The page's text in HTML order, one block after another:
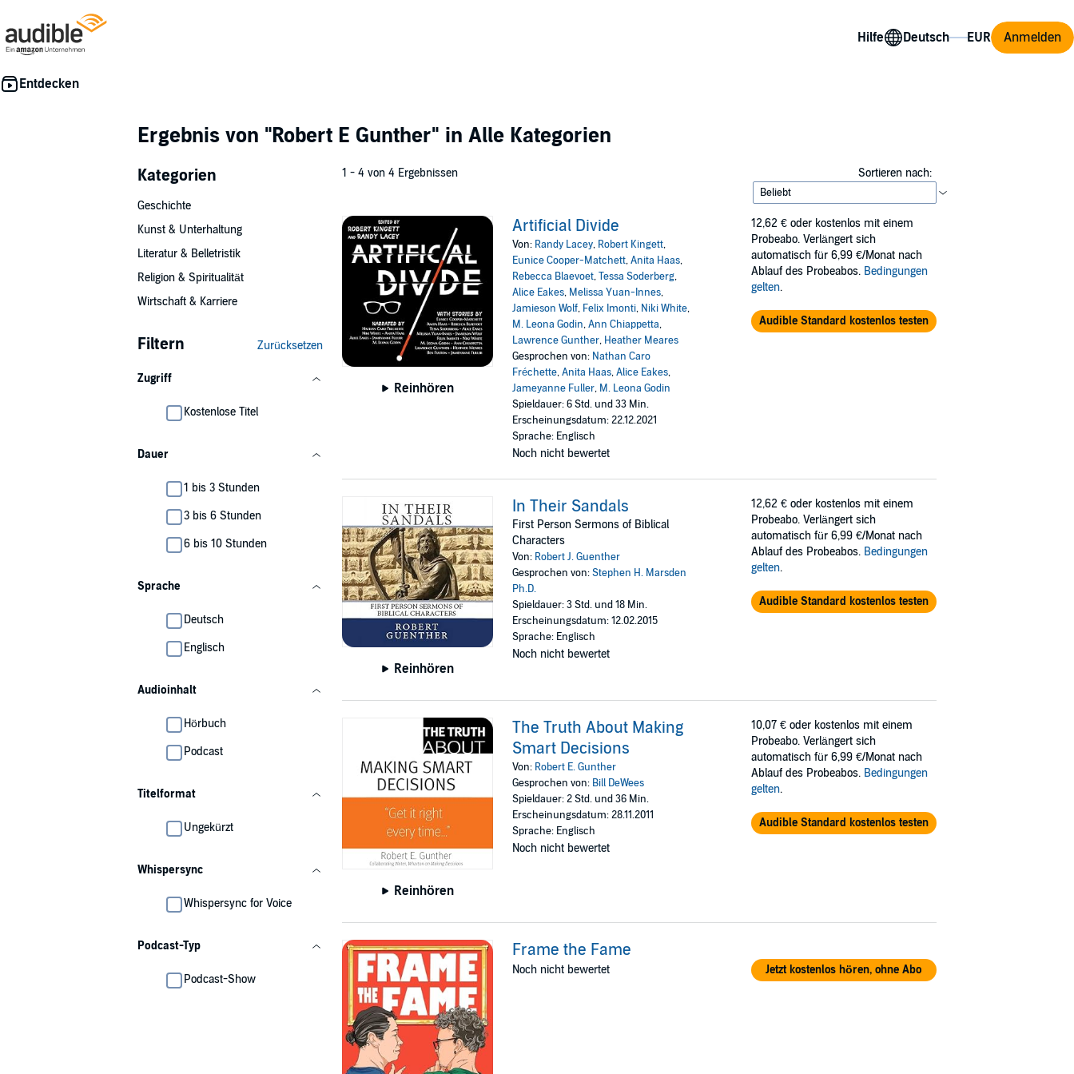
Hilfe Anmelden
Ergebnis von "Robert E Gunther" in Alle Kategorien
Kategorien
Geschichte
Kunst & Unterhaltung
Literatur & Belletristik
Religion & Spiritualität
Wirtschaft & Karriere
Filtern Zurücksetzen
Zugriff
Kostenlose Titel
Dauer
1 bis 3 Stunden
3 bis 6 Stunden
6 bis 10 Stunden
Sprache
Deutsch
Englisch
Audioinhalt
Hörbuch
Podcast
Titelformat
Ungekürzt
Whispersync
Whispersync for Voice
Podcast-Typ
Podcast-Show
1 - 4 von 4 Ergebnissen Sortieren nach:
Reinhören
Artificial Divide
Von: Randy Lacey, Robert Kingett,
Eunice Cooper-Matchett,Anita Haas,
Rebecca Blaevoet,Tessa Soderberg,
Alice Eakes, Melissa Yuan-Innes,
Jamieson Wolf, Felix Imonti, Niki White,
M. Leona Godin,Ann Chiappetta,
Lawrence Gunther, Heather Meares
Gesprochen von: Nathan Caro
Fréchette,Anita Haas,Alice Eakes,
Jameyanne Fuller, M. Leona Godin
Spieldauer: 6 Std. und 33 Min.
Erscheinungsdatum: 22.12.2021
Sprache: Englisch
Noch nicht bewertet
12,62 € oder kostenlos mit einem
Probeabo. Verlängert sich
automatisch für 6,99 €/Monat nach
Ablauf des Probeabos. Bedingungen
gelten.
Audible Standard kostenlos testen
Reinhören
In Their Sandals
First Person Sermons of Biblical
Characters
Von: Robert J. Guenther
Gesprochen von:Stephen H. Marsden
Ph.D.
Spieldauer: 3 Std. und 18 Min.
Erscheinungsdatum: 12.02.2015
Sprache: Englisch
Noch nicht bewertet
12,62 € oder kostenlos mit einem
Probeabo. Verlängert sich
automatisch für 6,99 €/Monat nach
Ablauf des Probeabos. Bedingungen
gelten.
Audible Standard kostenlos testen
Reinhören
The Truth About Making
Smart Decisions
Von: Robert E. Gunther
Gesprochen von: Bill DeWees
Spieldauer: 2 Std. und 36 Min.
Erscheinungsdatum: 28.11.2011
Sprache: Englisch
Noch nicht bewertet
10,07 € oder kostenlos mit einem
Probeabo. Verlängert sich
automatisch für 6,99 €/Monat nach
Ablauf des Probeabos. Bedingungen
gelten.
Audible Standard kostenlos testen
Frame the Fame
Noch nicht bewertet Jetzt kostenlos hören, ohne Abo